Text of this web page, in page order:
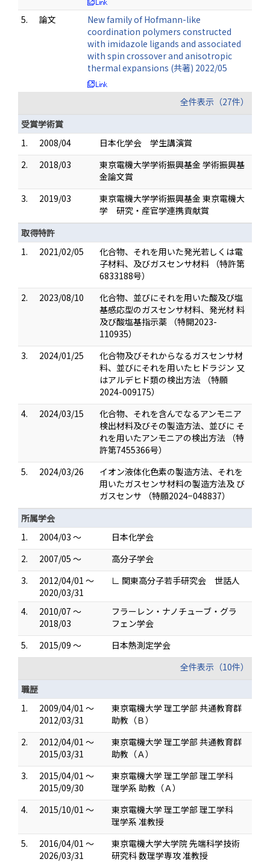
5. 論文
New family of Hofmann-like
coordination polymers constructed
with imidazole ligands and associated
with spin crossover and anisotropic
thermal expansions (共著) 2022/05
全件表示（27件）
受賞学術賞
1.
2008/04
日本化学会 学生講演賞
2.
2018/03
東京電機大学学術振興基金 学術振興基
金論文賞
3.
2019/03
東京電機大学学術振興基金 東京電機大
学 研究・産官学連携貢献賞
取得特許
1.
2021/02/05
化合物、それを用いた発光若しくは電
子材料、及びガスセンサ材料 （特許第
6833188号）
2.
2023/08/10
化合物、並びにそれを用いた酸及び塩
基感応型のガスセンサ材料、発光材 料
及び酸塩基指示薬 （特開2023-
110935）
3.
2024/01/25
化合物及びそれからなるガスセンサ材
料、並びにそれを用いたヒドラジン 又
はアルデヒド類の検出方法 （特願
2024-009175）
4.
2024/03/15
化合物、それを含んでなるアンモニア
検出材料及びその製造方法、並びに そ
れを用いたアンモニアの検出方法 （特
許第7455366号）
5.
2024/03/26
イオン液体化色素の製造方法、それを
用いたガスセンサ材料の製造方法及 び
ガスセンサ （特願2024−048837）
所属学会
1.
2004/03 ～
日本化学会
2.
2007/05 ～
高分子学会
3.
2012/04/01 ～
2020/03/31
∟ 関東高分子若手研究会 世話人
4.
2010/07 ～
2018/03
フラーレン・ナノチューブ・グラ
フェン学会
5.
2015/09 ～
日本熱測定学会
全件表示（10件）
職歴
1.
2009/04/01 ～
2012/03/31
東京電機大学 理工学部 共通教育群
助教（Ｂ）
2.
2012/04/01 ～
2015/03/31
東京電機大学 理工学部 共通教育群
助教（Ａ）
3.
2015/04/01 ～
2015/09/30
東京電機大学 理工学部 理工学科
理学系 助教（Ａ）
4.
2015/10/01 ～
東京電機大学 理工学部 理工学科
理学系 准教授
5.
2016/04/01 ～
2026/03/31
東京電機大学大学院 先端科学技術
研究科 数理学専攻 准教授